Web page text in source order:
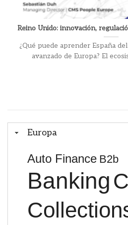
Europa
Auto Finance B2b
Banking
Reino Unido: innovación,
¿Qué puede aprender España
avanzado de Europa? El